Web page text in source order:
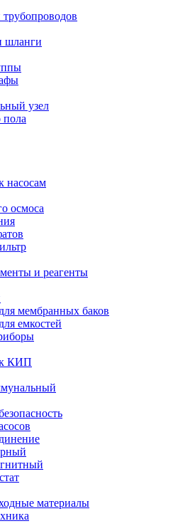
шланги
узел
пола
насосам
осмоса
и реагенты
мембранных баков
емкостей
к КИП
материалы